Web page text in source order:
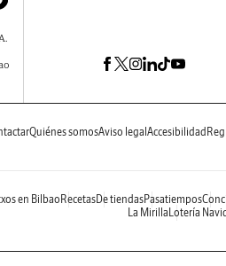
Quiénes somosAviso legal Accesibilidad
en BilbaoRecetasDe tiendasPasatiempos
La Mirilla Lotería